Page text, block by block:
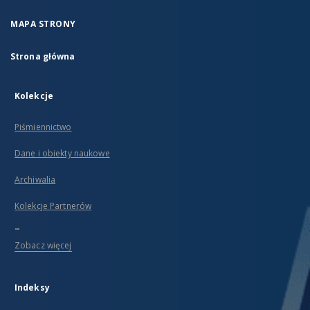
MAPA STRONY
Strona główna
Kolekcje
Piśmiennictwo
Dane i obiekty naukowe
Archiwalia
Kolekcje Partnerów
...
Zobacz więcej
Indeksy